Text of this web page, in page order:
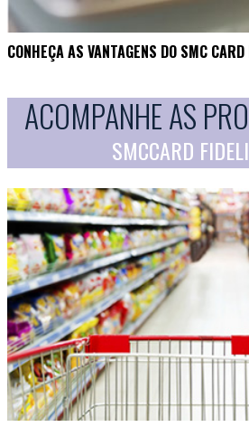
CONHEÇA AS VANTAGENS DO SMC
ACOMPANHE AS
SMCCARD